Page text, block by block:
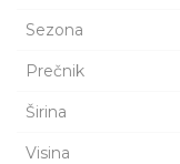
Sezona
Prečnik
Širina
Visina